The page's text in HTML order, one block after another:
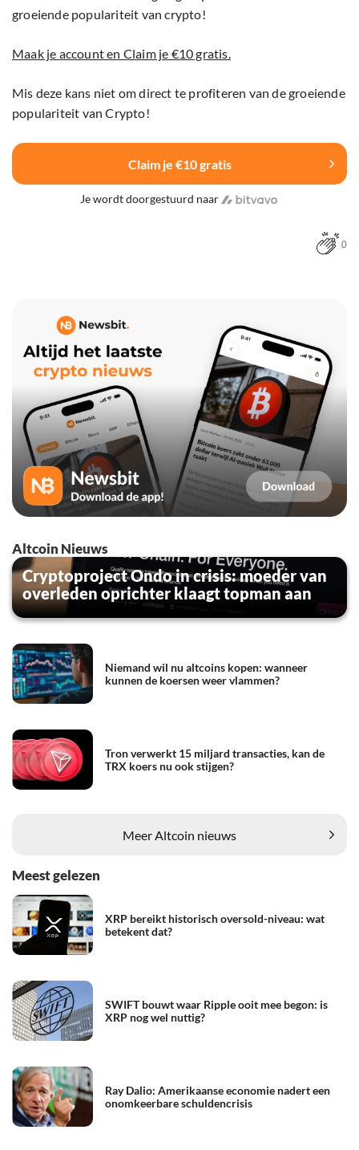
groeiende populariteit van crypto!
Maak je account en Claim je €10 gratis.
Mis deze kans niet om direct te profiteren van de groeiende
populariteit van Crypto!
Claim je €10 gratis
Je wordt doorgestuurd naar
0
Altcoin Nieuws
Cryptoproject Ondo in crisis: moeder van
overleden oprichter klaagt topman aan
Niemand wil nu altcoins kopen: wanneer
kunnen de koersen weer vlammen?
Tron verwerkt 15 miljard transacties, kan de
TRX koers nu ook stijgen?
Meer Altcoin nieuws
Meest gelezen
XRP bereikt historisch oversold-niveau: wat
betekent dat?
SWIFT bouwt waar Ripple ooit mee begon: is
XRP nog wel nuttig?
Ray Dalio: Amerikaanse economie nadert een
onomkeerbare schuldencrisis